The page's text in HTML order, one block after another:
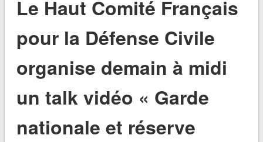
Le Haut Comité Français
pour la Défense Civile
organise demain à midi
un talk vidéo « Garde
nationale et réserve